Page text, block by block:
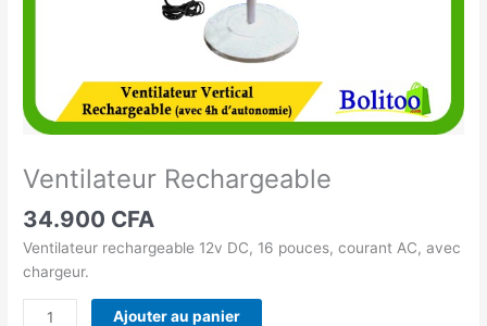
Ventilateur Rechargeable
34.900 CFA
Ventilateur rechargeable 12v DC, 16 pouces, courant AC, avec
chargeur.
Ajouter au panier